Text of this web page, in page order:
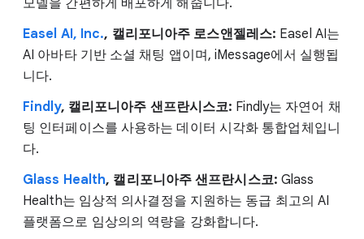
Easel AI, Inc., 캘리포니아주 로스앤젤레스: Easel AI는
AI 아바타 기반 소셜 채팅 앱이며, iMessage에서 실행됩
니다.
Findly, 캘리포니아주 샌프란시스코: Findly는 자연어 채
팅 인터페이스를 사용하는 데이터 시각화 통합업체입니
다.
Glass Health, 캘리포니아주 샌프란시스코: Glass
Health는 임상적 의사결정을 지원하는 동급 최고의 AI
플랫폼으로 임상의의 역량을 강화합니다.